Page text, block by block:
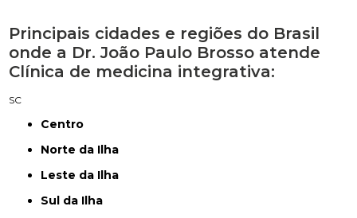
Principais cidades e regiões do Brasil
onde a Dr. João Paulo Brosso atende
Clínica de medicina integrativa:
SC
Centro
Norte da Ilha
Leste da Ilha
Sul da Ilha